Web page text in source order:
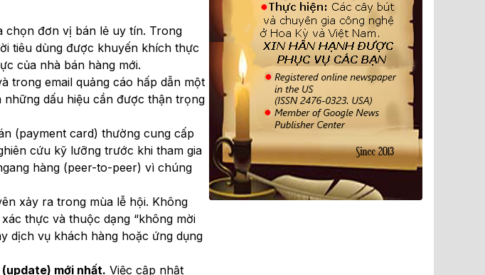
chọn đơn vị bán lẻ uy tín. Trong
tiêu dùng được khuyến khích thực
của nhà bán hàng mới.
trong email quảng cáo hấp dẫn một
dấu hiệu cần được thận trọng
(payment card) thường cung cấp
cứu kỹ lưỡng trước khi tham gia
hàng (peer-to-peer) vì chúng
xảy ra trong mùa lễ hội. Không
thực và thuộc dạng “không mời
dịch vụ khách hàng hoặc ứng dụng
mới nhất. Việc cập nhật